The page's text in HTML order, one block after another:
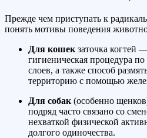
Прежде чем приступать к
понять мотивы поведения
Для кошек заточка когтей
гигиеническая процедура
слоев, а также способ
территорию с помощью
Для собак (особенно
подряд часто связано со
нехваткой физической
долгого одиночества.